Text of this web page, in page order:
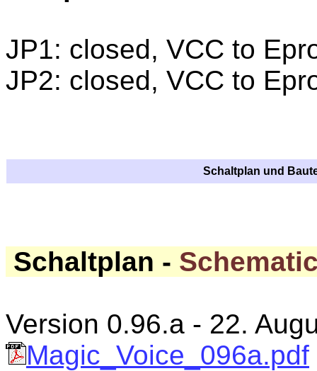
JP1: closed, VCC to
JP2: closed, VCC to
Schaltplan und
Schaltplan -
Version 0.96.a - 22.
Magic_Voice_096a.pdf